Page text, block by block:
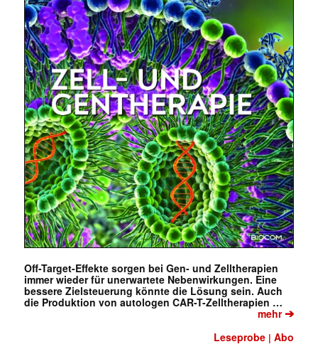
Off-Target-Effekte sorgen bei Gen- und Zelltherapien
immer wieder für unerwartete Nebenwirkungen. Eine
bessere Zielsteuerung könnte die Lösung sein. Auch
die Produktion von autologen CAR-T-Zelltherapien …
mehr➔
Leseprobe |Abo